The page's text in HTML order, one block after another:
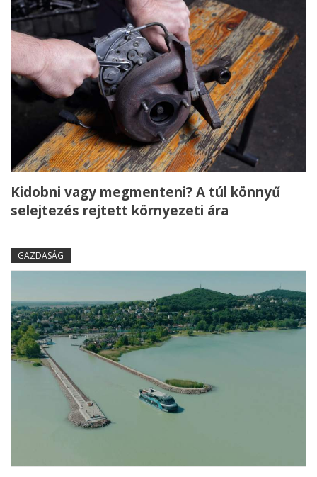
Kidobni vagy megmenteni? A túl könnyű
selejtezés rejtett környezeti ára
GAZDASÁG